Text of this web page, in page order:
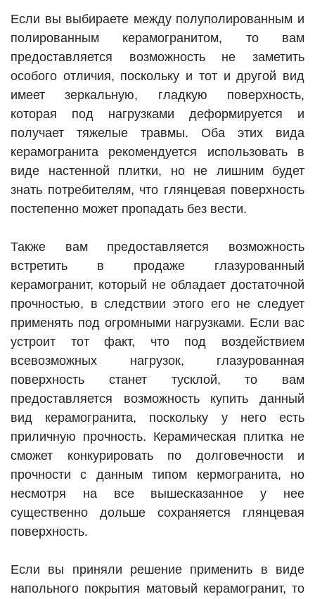
Если вы выбираете между полуполированным и
полированным керамогранитом, то вам
предоставляется возможность не заметить
особого отличия, поскольку и тот и другой вид
имеет зеркальную, гладкую поверхность,
которая под нагрузками деформируется и
получает тяжелые травмы. Оба этих вида
керамогранита рекомендуется использовать в
виде настенной плитки, но не лишним будет
знать потребителям, что глянцевая поверхность
постепенно может пропадать без вести.
Также вам предоставляется возможность
встретить в продаже глазурованный
керамогранит, который не обладает достаточной
прочностью, в следствии этого его не следует
применять под огромными нагрузками. Если вас
устроит тот факт, что под воздействием
всевозможных нагрузок, глазурованная
поверхность станет тусклой, то вам
предоставляется возможность купить данный
вид керамогранита, поскольку у него есть
приличную прочность. Керамическая плитка не
сможет конкурировать по долговечности и
прочности с данным типом кермогранита, но
несмотря на все вышесказанное у нее
существенно дольше сохраняется глянцевая
поверхность.
Если вы приняли решение применить в виде
напольного покрытия матовый керамогранит, то